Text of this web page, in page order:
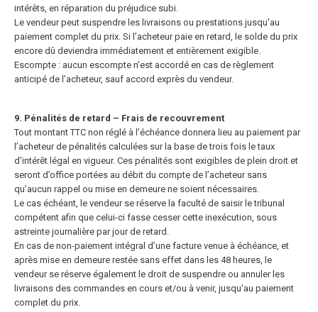
intérêts, en réparation du préjudice subi.
Le vendeur peut suspendre les livraisons ou prestations jusqu'au
paiement complet du prix. Si l’acheteur paie en retard, le solde du prix
encore dû deviendra immédiatement et entièrement exigible.
Escompte : aucun escompte n’est accordé en cas de règlement
anticipé de l’acheteur, sauf accord exprès du vendeur.
9. Pénalités de retard – Frais de recouvrement
Tout montant TTC non réglé à l’échéance donnera lieu au paiement par
l’acheteur de pénalités calculées sur la base de trois fois le taux
d’intérêt légal en vigueur. Ces pénalités sont exigibles de plein droit et
seront d’office portées au débit du compte de l’acheteur sans
qu’aucun rappel ou mise en demeure ne soient nécessaires.
Le cas échéant, le vendeur se réserve la faculté de saisir le tribunal
compétent afin que celui-ci fasse cesser cette inexécution, sous
astreinte journalière par jour de retard.
En cas de non-paiement intégral d’une facture venue à échéance, et
après mise en demeure restée sans effet dans les 48 heures, le
vendeur se réserve également le droit de suspendre ou annuler les
livraisons des commandes en cours et/ou à venir, jusqu'au paiement
complet du prix.